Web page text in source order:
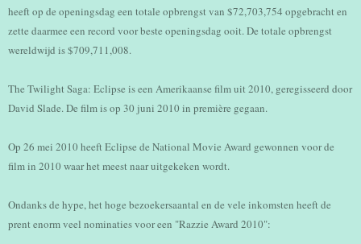
heeft op de openingsdag een totale opbrengst van $72,703,754 opgebracht en
zette daarmee een record voor beste openingsdag ooit. De totale opbrengst
wereldwijd is $709,711,008.
The Twilight Saga: Eclipse is een Amerikaanse film uit 2010, geregisseerd door
David Slade. De film is op 30 juni 2010 in première gegaan.
Op 26 mei 2010 heeft Eclipse de National Movie Award gewonnen voor de
film in 2010 waar het meest naar uitgekeken wordt.
Ondanks de hype, het hoge bezoekersaantal en de vele inkomsten heeft de
prent enorm veel nominaties voor een "Razzie Award 2010":